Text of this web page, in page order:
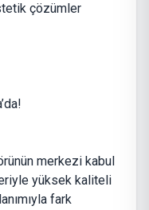
çözümler
merkezi kabul
yüksek kaliteli
fark